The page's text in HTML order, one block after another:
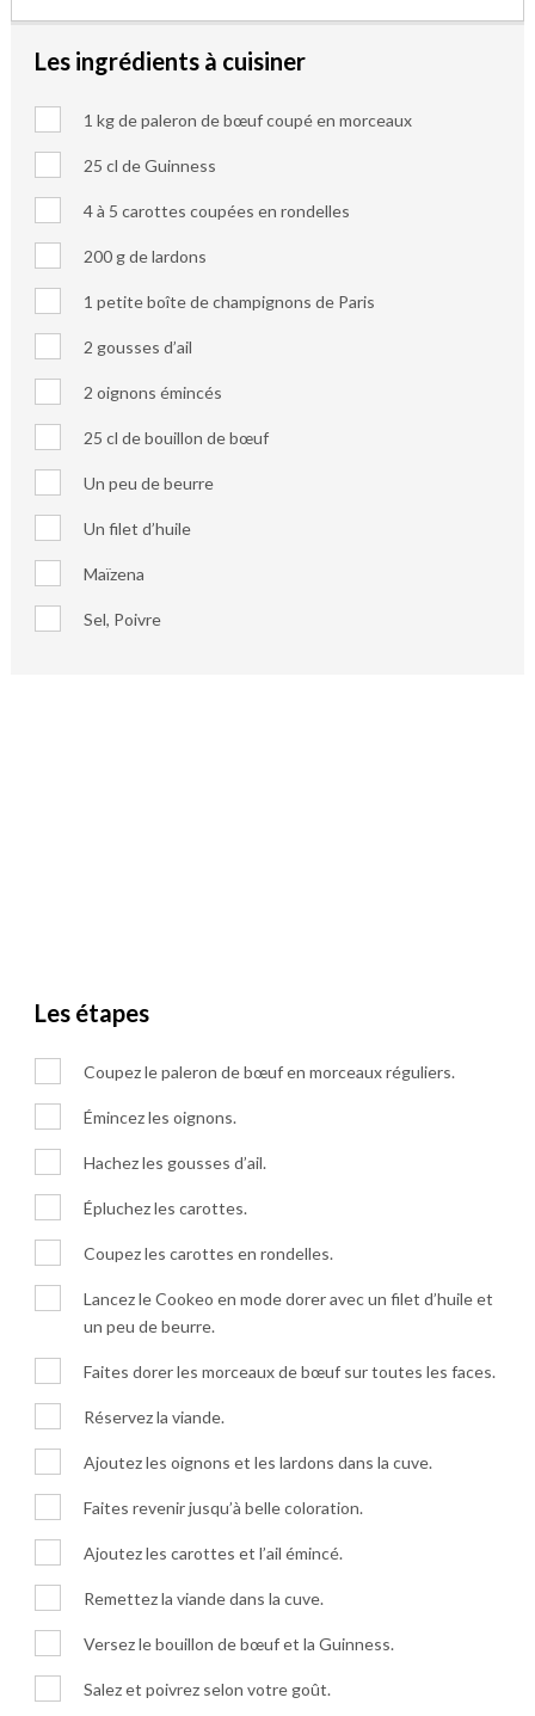
Les ingrédients à cuisiner
1 kg de paleron de bœuf coupé en morceaux
25 cl de Guinness
4 à 5 carottes coupées en rondelles
200 g de lardons
1 petite boîte de champignons de Paris
2 gousses d’ail
2 oignons émincés
25 cl de bouillon de bœuf
Un peu de beurre
Un filet d’huile
Maïzena
Sel, Poivre
Les étapes
Coupez le paleron de bœuf en morceaux réguliers.
Émincez les oignons.
Hachez les gousses d’ail.
Épluchez les carottes.
Coupez les carottes en rondelles.
Lancez le Cookeo en mode dorer avec un filet d’huile et
un peu de beurre.
Faites dorer les morceaux de bœuf sur toutes les faces.
Réservez la viande.
Ajoutez les oignons et les lardons dans la cuve.
Faites revenir jusqu’à belle coloration.
Ajoutez les carottes et l’ail émincé.
Remettez la viande dans la cuve.
Versez le bouillon de bœuf et la Guinness.
Salez et poivrez selon votre goût.